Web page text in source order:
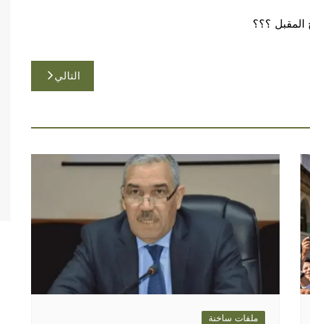
المقبل ؟؟؟
التالي
ملفات ساخنة